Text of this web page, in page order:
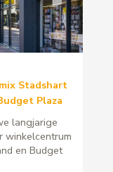
Stadshart
Plaza
langjarige
winkelcentrum
en Budget